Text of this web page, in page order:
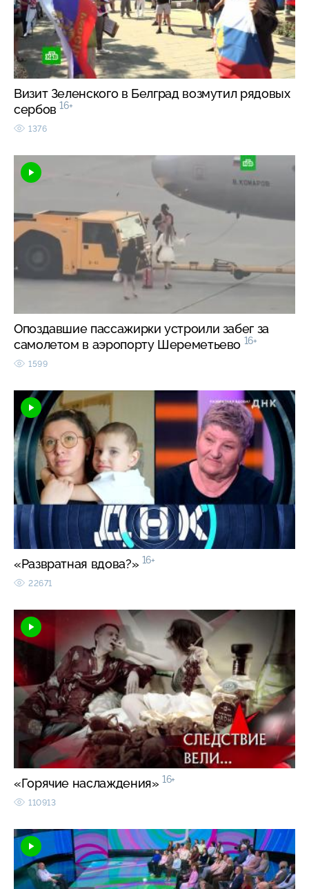
Визит Зеленского в Белград возмутил рядовых
сербов 16+
1376
Опоздавшие пассажирки устроили забег за
самолетом в аэропорту Шереметьево 16+
1599
«Развратная вдова?» 16+
22671
«Горячие наслаждения» 16+
110913